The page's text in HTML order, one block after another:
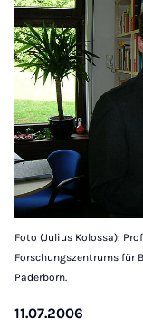
Foto (Julius Kolossa):
Forschungszentrums für
Paderborn.
11.07.2006